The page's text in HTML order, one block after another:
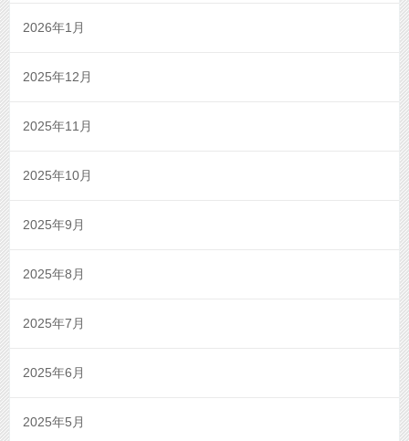
2026年1月
2025年12月
2025年11月
2025年10月
2025年9月
2025年8月
2025年7月
2025年6月
2025年5月